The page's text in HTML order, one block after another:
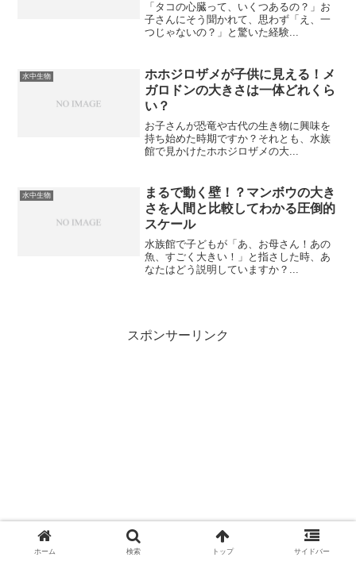
「タコの心臓って、いくつあるの？」お
子さんにそう聞かれて、思わず「え、一
つじゃないの？」と驚いた経験...
水中生物
ホホジロザメが子供に見える！メ
ガロドンの大きさは一体どれくら
い？
お子さんが恐竜や古代の生き物に興味を
持ち始めた時期ですか？それとも、水族
館で見かけたホホジロザメの大...
水中生物
まるで動く壁！？マンボウの大き
さを人間と比較してわかる圧倒的
スケール
水族館で子どもが「あ、お母さん！あの
魚、すごく大きい！」と指さした時、あ
なたはどう説明していますか？...
スポンサーリンク
ホーム 検索 トップ サイドバー